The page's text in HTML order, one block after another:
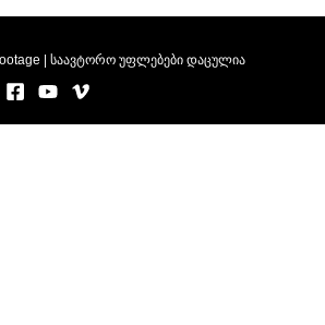
| საავტორო უფლებები დაცულია